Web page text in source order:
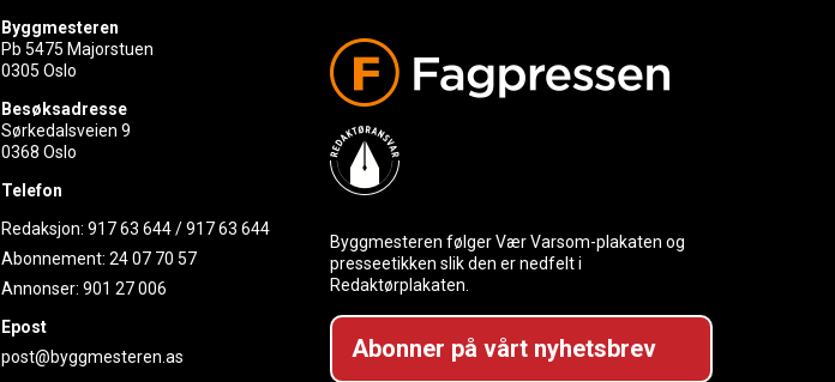
Byggmesteren
Pb 5475 Majorstuen
0305 Oslo
Besøksadresse
Sørkedalsveien 9
0368 Oslo
Telefon
Redaksjon:917 63 644/917 63 644
Abonnement:24 07 70 57
Annonser:901 27 006
Epost
post@byggmesteren.as
Byggmesteren følger Vær Varsom-plakaten og
presseetikken slik den er nedfelt i
Redaktørplakaten.
Abonner på vårt nyhetsbrev